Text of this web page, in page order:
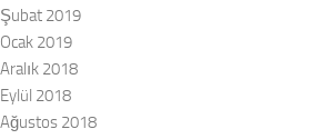
Şubat 2019
Ocak 2019
Aralık 2018
Eylül 2018
Ağustos 2018